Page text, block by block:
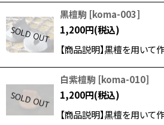
黒檀駒 [koma-003]
1,200円(税込)
【商品説明】黒檀を用いて
白紫檀駒 [koma-010]
1,200円(税込)
【商品説明】黒檀を用いて